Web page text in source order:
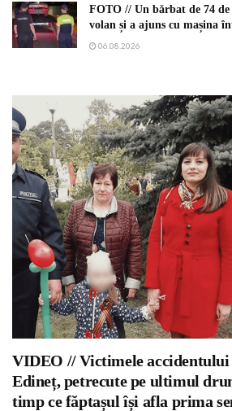
FOTO // Un bărbat de 74
volan și a ajuns cu mașina
06.08.2026
VIDEO // Victimele accidentului
Edineț, petrecute pe ultimul
timp ce făptașul își afla prima